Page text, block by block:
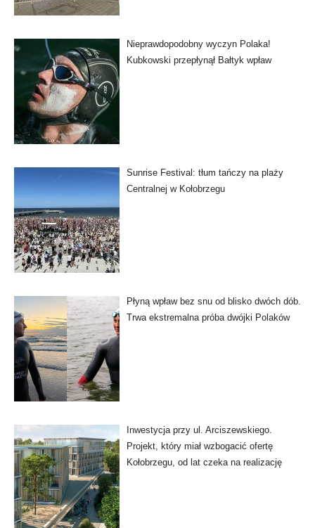
Nieprawdopodobny wyczyn Polaka!
Kubkowski przepłynął Bałtyk wpław
Sunrise Festival: tłum tańczy na plaży
Centralnej w Kołobrzegu
Płyną wpław bez snu od blisko dwóch dób.
Trwa ekstremalna próba dwójki Polaków
Inwestycja przy ul. Arciszewskiego.
Projekt, który miał wzbogacić ofertę
Kołobrzegu, od lat czeka na realizację